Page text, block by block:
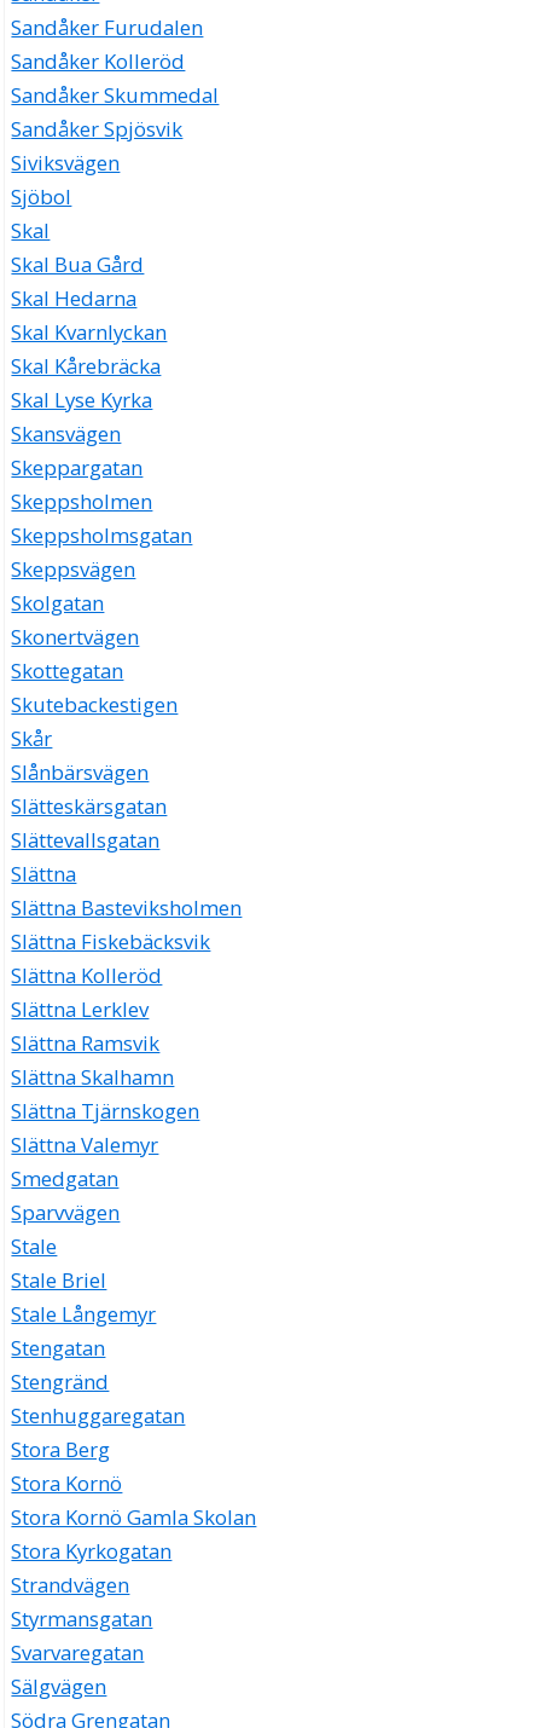
Sandåker Furudalen
Sandåker Kolleröd
Sandåker Skummedal
Sandåker Spjösvik
Siviksvägen
Sjöbol
Skal
Skal Bua Gård
Skal Hedarna
Skal Kvarnlyckan
Skal Kårebräcka
Skal Lyse Kyrka
Skansvägen
Skeppargatan
Skeppsholmen
Skeppsholmsgatan
Skeppsvägen
Skolgatan
Skonertvägen
Skottegatan
Skutebackestigen
Skår
Slånbärsvägen
Slätteskärsgatan
Slättevallsgatan
Slättna
Slättna Basteviksholmen
Slättna Fiskebäcksvik
Slättna Kolleröd
Slättna Lerklev
Slättna Ramsvik
Slättna Skalhamn
Slättna Tjärnskogen
Slättna Valemyr
Smedgatan
Sparvvägen
Stale
Stale Briel
Stale Långemyr
Stengatan
Stengränd
Stenhuggaregatan
Stora Berg
Stora Kornö
Stora Kornö Gamla Skolan
Stora Kyrkogatan
Strandvägen
Styrmansgatan
Svarvaregatan
Sälgvägen
Södra Grengatan